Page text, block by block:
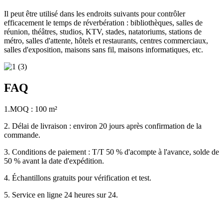
Il peut être utilisé dans les endroits suivants pour contrôler
efficacement le temps de réverbération : bibliothèques, salles de
réunion, théâtres, studios, KTV, stades, natatoriums, stations de
métro, salles d'attente, hôtels et restaurants, centres commerciaux,
salles d'exposition, maisons sans fil, maisons informatiques, etc.
FAQ
1.MOQ : 100 m²
2. Délai de livraison : environ 20 jours après confirmation de la
commande.
3. Conditions de paiement : T/T 50 % d'acompte à l'avance, solde de
50 % avant la date d'expédition.
4. Échantillons gratuits pour vérification et test.
5. Service en ligne 24 heures sur 24.